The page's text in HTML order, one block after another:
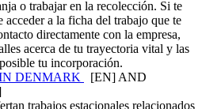
o trabajar en la recolección. Si te
acceder a la ficha del trabajo que te
directamente con la empresa,
acerca de tu trayectoria vital y las
tu incorporación.
DENMARK
[EN] AND
trabajos estacionales relacionados